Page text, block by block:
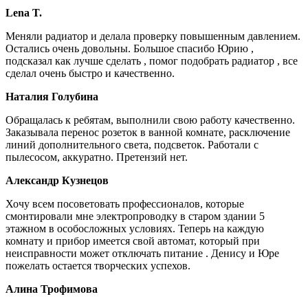
Lena T.
Меняли радиатор и делала проверку повышенным давлением.
Остались очень довольны. Большое спасибо Юрию ,
подсказал как лучше сделать , помог подобрать радиатор , все
сделал очень быстро и качественно.
Наталия Голубина
Обращалась к ребятам, выполнили свою работу качественно.
Заказывала перенос розеток в ванной комнате, расключение
линий дополнительного света, подсветок. Работали с
пылесосом, аккуратно. Претензий нет.
Александр Кузнецов
Хочу всем посоветовать профессионалов, которые
смонтировали мне электропроводку в старом здании 5
этажном в особосложных условиях. Теперь на каждую
комнату и прибор имеется свой автомат, который при
неисправности может отключать питание . Денису и Юре
пожелать остается творческих успехов.
Алина Трофимова